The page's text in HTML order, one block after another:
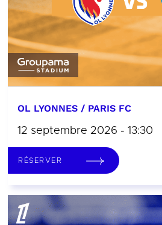
OL LYONNES / PARIS FC
12 septembre 2026 - 13:30
RÉSERVER